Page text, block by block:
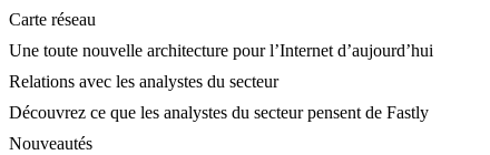
Carte réseau
Une toute nouvelle architecture pour l’Internet d’aujourd’hui
Relations avec les analystes du secteur
Découvrez ce que les analystes du secteur pensent de Fastly
Nouveautés